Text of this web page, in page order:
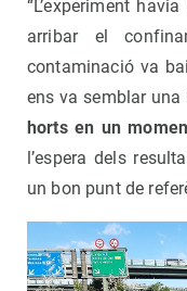
“L’experiment
arribar el
contaminació va
ens va semblar
horts en un
l’espera dels
un bon punt de